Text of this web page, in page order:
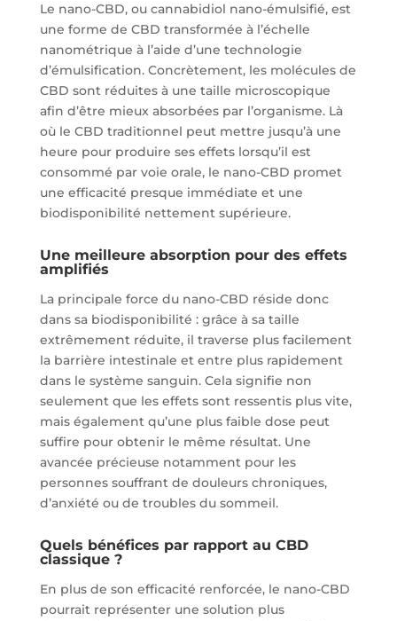
Le nano-CBD, ou cannabidiol nano-émulsifié, est
une forme de CBD transformée à l’échelle
nanométrique à l’aide d’une technologie
d’émulsification. Concrètement, les molécules de
CBD sont réduites à une taille microscopique
afin d’être mieux absorbées par l’organisme. Là
où le CBD traditionnel peut mettre jusqu’à une
heure pour produire ses effets lorsqu’il est
consommé par voie orale, le nano-CBD promet
une efficacité presque immédiate et une
biodisponibilité nettement supérieure.
Une meilleure absorption pour des effets
amplifiés
La principale force du nano-CBD réside donc
dans sa biodisponibilité : grâce à sa taille
extrêmement réduite, il traverse plus facilement
la barrière intestinale et entre plus rapidement
dans le système sanguin. Cela signifie non
seulement que les effets sont ressentis plus vite,
mais également qu’une plus faible dose peut
suffire pour obtenir le même résultat. Une
avancée précieuse notamment pour les
personnes souffrant de douleurs chroniques,
d’anxiété ou de troubles du sommeil.
Quels bénéfices par rapport au CBD
classique ?
En plus de son efficacité renforcée, le nano-CBD
pourrait représenter une solution plus